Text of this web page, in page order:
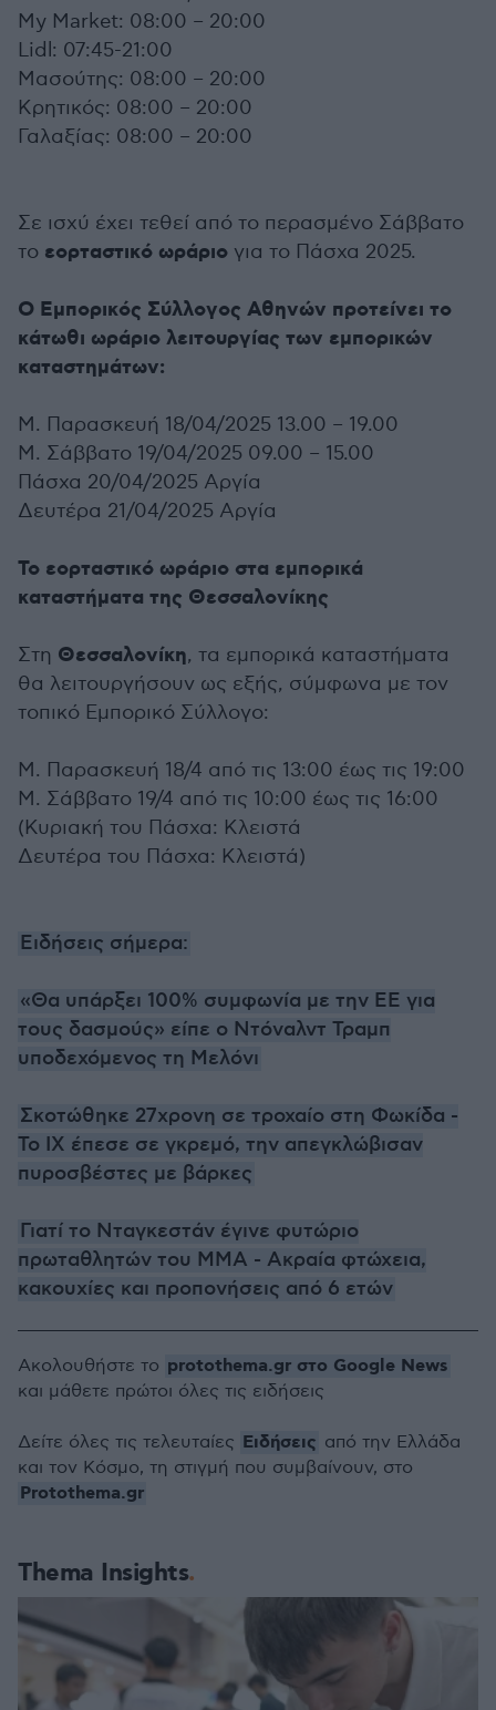
My Market: 08:00 – 20:00
Lidl: 07:45-21:00
Μασούτης: 08:00 – 20:00
Κρητικός: 08:00 – 20:00
Γαλαξίας: 08:00 – 20:00
Σε ισχύ έχει τεθεί από το περασμένο Σάββατο
το εορταστικό ωράριο για το Πάσχα 2025.
Ο Εμπορικός Σύλλογος Αθηνών προτείνει το
κάτωθι ωράριο λειτουργίας των εμπορικών
καταστημάτων:
Μ. Παρασκευή 18/04/2025 13.00 – 19.00
Μ. Σάββατο 19/04/2025 09.00 – 15.00
Πάσχα 20/04/2025 Αργία
Δευτέρα 21/04/2025 Αργία
Το εορταστικό ωράριο στα εμπορικά
καταστήματα της Θεσσαλονίκης
Στη Θεσσαλονίκη, τα εμπορικά καταστήματα
θα λειτουργήσουν ως εξής, σύμφωνα με τον
τοπικό Εμπορικό Σύλλογο:
Μ. Παρασκευή 18/4 από τις 13:00 έως τις 19:00
Μ. Σάββατο 19/4 από τις 10:00 έως τις 16:00
(Κυριακή του Πάσχα: Κλειστά
Δευτέρα του Πάσχα: Κλειστά)
Ειδήσεις σήμερα:
«Θα υπάρξει 100% συμφωνία με την ΕΕ για
τους δασμούς» είπε ο Ντόναλντ Τραμπ
υποδεχόμενος τη Μελόνι
Σκοτώθηκε 27χρονη σε τροχαίο στη Φωκίδα -
Το ΙΧ έπεσε σε γκρεμό, την απεγκλώβισαν
πυροσβέστες με βάρκες
Γιατί το Νταγκεστάν έγινε φυτώριο
πρωταθλητών του MMA - Ακραία φτώχεια,
κακουχίες και προπονήσεις από 6 ετών
Thema Insights
Ακολουθήστε το protothema.gr στο Google News
και μάθετε πρώτοι όλες τις ειδήσεις
Δείτε όλες τις τελευταίες Ειδήσεις από την Ελλάδα
και τον Κόσμο, τη στιγμή που συμβαίνουν, στο
Protothema.gr